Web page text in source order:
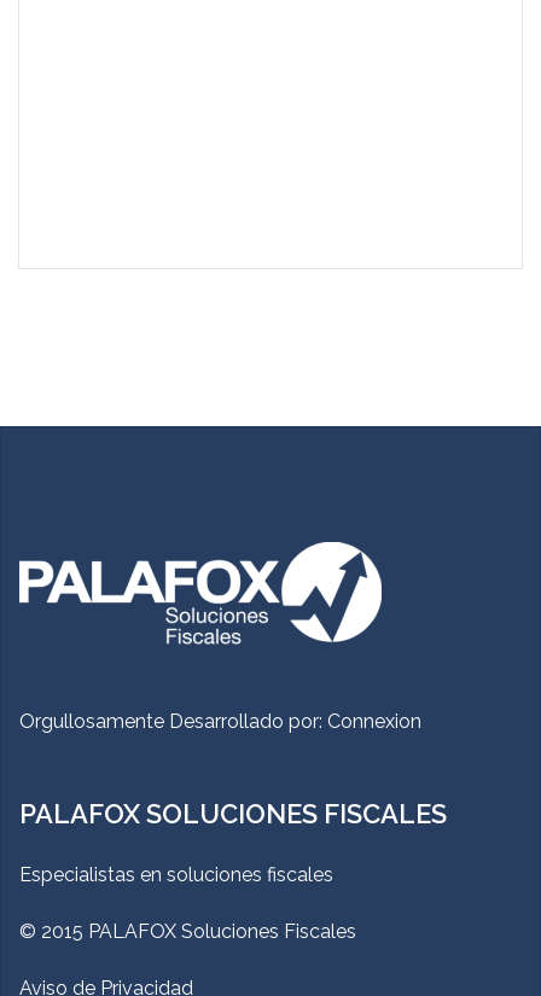
Orgullosamente Desarrollado por: Connexion
PALAFOX SOLUCIONES FISCALES
Especialistas en soluciones fiscales
© 2015 PALAFOX Soluciones Fiscales
Aviso de Privacidad